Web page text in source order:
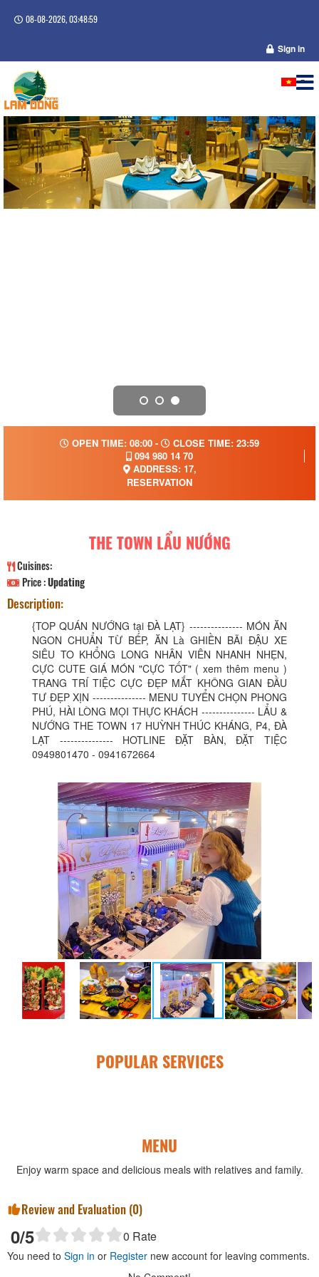
08-08-2026, 03:49:00
Sign in
OPEN TIME: 08:00 -
CLOSE TIME: 23:59
094 980 14 70
ADDRESS: 17,
RESERVATION
THE TOWN LẨU NƯỚNG
Cuisines:
Price :Updating
Description:
{TOP QUÁN NƯỚNG tại ĐÀ LẠT} --------------- MÓN ĂN
NGON CHUẨN TỪ BẾP, ĂN Là GHIỀN BÃI ĐẬU XE
SIÊU TO KHỔNG LONG NHÂN VIÊN NHANH NHẸN,
CỰC CUTE GIÁ MÓN "CỰC TỐT" ( xem thêm menu )
TRANG TRÍ TIỆC CỰC ĐẸP MẮT KHÔNG GIAN ĐẦU
TƯ ĐẸP XỊN --------------- MENU TUYỂN CHỌN PHONG
PHÚ, HÀI LÒNG MỌI THỰC KHÁCH --------------- LẨU &
NƯỚNG THE TOWN 17 HUỲNH THÚC KHÁNG, P4, ĐÀ
LẠT --------------- HOTLINE ĐẶT BÀN, ĐẶT TIỆC
0949801470 - 0941672664
POPULAR SERVICES
MENU
Enjoy warm space and delicious meals with relatives and family.
Review and Evaluation (0)
0/5 0 Rate
You need to Sign in or Register new account for leaving comments.